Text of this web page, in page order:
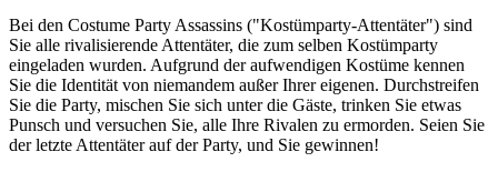
Bei den Costume Party Assassins ("Kostümparty-Attentäter") sind
Sie alle rivalisierende Attentäter, die zum selben Kostümparty
eingeladen wurden. Aufgrund der aufwendigen Kostüme kennen
Sie die Identität von niemandem außer Ihrer eigenen. Durchstreifen
Sie die Party, mischen Sie sich unter die Gäste, trinken Sie etwas
Punsch und versuchen Sie, alle Ihre Rivalen zu ermorden. Seien Sie
der letzte Attentäter auf der Party, und Sie gewinnen!